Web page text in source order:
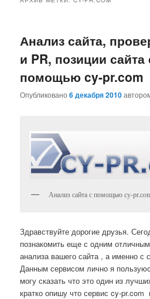
Анализ сайта,
и PR, позиции сайта
помощью cy-pr.com
Опубликовано6 декабря 2010
Анализ сайта с помощью cy-
Здравствуйте дорогие друзья.
познакомить еще с одним
анализа вашего сайта , а именно с
Данным сервисом лично я
могу сказать что это один из
кратко опишу что сервис cy-pr.com